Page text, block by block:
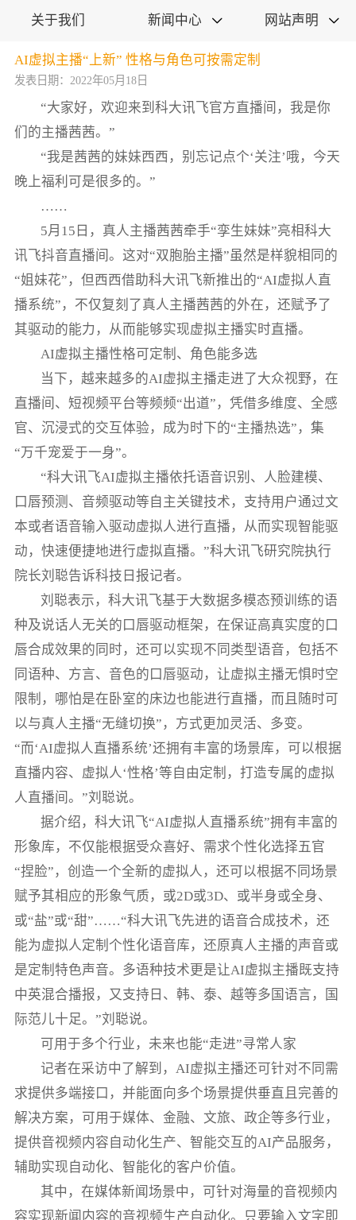
关于我们 新闻中心  网站声明 
AI虚拟主播“上新” 性格与角色可按需定制
发表日期：2022年05月18日
“大家好，欢迎来到科大讯飞官方直播间，我是你
们的主播茜茜。”
“我是茜茜的妹妹西西，别忘记点个‘关注’哦，今天
晚上福利可是很多的。”
……
5月15日，真人主播茜茜牵手“孪生妹妹”亮相科大
讯飞抖音直播间。这对“双胞胎主播”虽然是样貌相同的
“姐妹花”，但西西借助科大讯飞新推出的“AI虚拟人直
播系统”，不仅复刻了真人主播茜茜的外在，还赋予了
其驱动的能力，从而能够实现虚拟主播实时直播。
AI虚拟主播性格可定制、角色能多选
当下，越来越多的AI虚拟主播走进了大众视野，在
直播间、短视频平台等频频“出道”，凭借多维度、全感
官、沉浸式的交互体验，成为时下的“主播热选”，集
“万千宠爱于一身”。
“科大讯飞AI虚拟主播依托语音识别、人脸建模、
口唇预测、音频驱动等自主关键技术，支持用户通过文
本或者语音输入驱动虚拟人进行直播，从而实现智能驱
动，快速便捷地进行虚拟直播。”科大讯飞研究院执行
院长刘聪告诉科技日报记者。
刘聪表示，科大讯飞基于大数据多模态预训练的语
种及说话人无关的口唇驱动框架，在保证高真实度的口
唇合成效果的同时，还可以实现不同类型语音，包括不
同语种、方言、音色的口唇驱动，让虚拟主播无惧时空
限制，哪怕是在卧室的床边也能进行直播，而且随时可
以与真人主播“无缝切换”，方式更加灵活、多变。
“而‘AI虚拟人直播系统’还拥有丰富的场景库，可以根据
直播内容、虚拟人‘性格’等自由定制，打造专属的虚拟
人直播间。”刘聪说。
据介绍，科大讯飞“AI虚拟人直播系统”拥有丰富的
形象库，不仅能根据受众喜好、需求个性化选择五官
“捏脸”，创造一个全新的虚拟人，还可以根据不同场景
赋予其相应的形象气质，或2D或3D、或半身或全身、
或“盐”或“甜”……“科大讯飞先进的语音合成技术，还
能为虚拟人定制个性化语音库，还原真人主播的声音或
是定制特色声音。多语种技术更是让AI虚拟主播既支持
中英混合播报，又支持日、韩、泰、越等多国语言，国
际范儿十足。”刘聪说。
可用于多个行业，未来也能“走进”寻常人家
记者在采访中了解到，AI虚拟主播还可针对不同需
求提供多端接口，并能面向多个场景提供垂直且完善的
解决方案，可用于媒体、金融、文旅、政企等多行业，
提供音视频内容自动化生产、智能交互的AI产品服务，
辅助实现自动化、智能化的客户价值。
其中，在媒体新闻场景中，可针对海量的音视频内
容实现新闻内容的音视频生产自动化。只要输入文字即